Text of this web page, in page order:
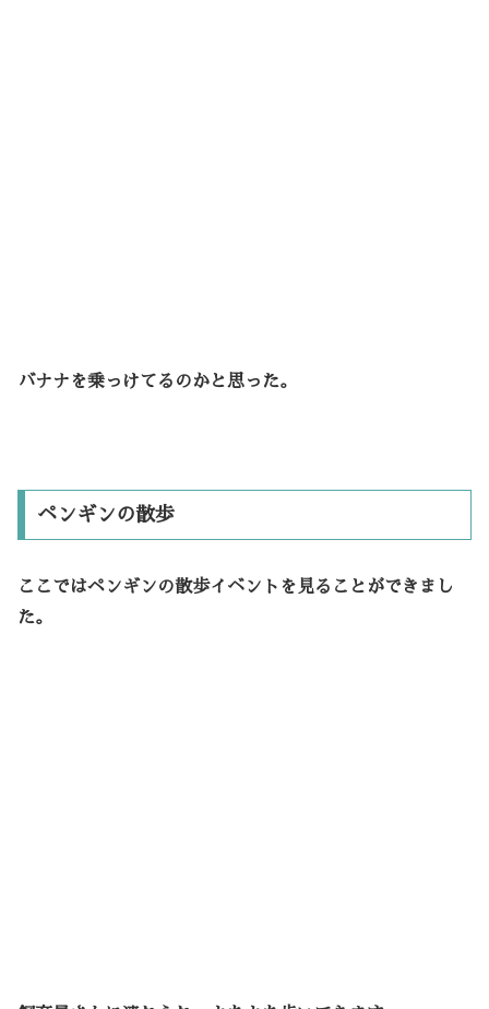
バナナを乗っけてるのかと思った。
ペンギンの散歩
ここではペンギンの散歩イベントを見ることができまし
た。